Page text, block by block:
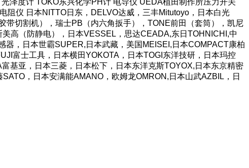
泽度计 TOKO东兴化学PH计 电导仪 UEDA植田制作所压力开关
阻仪 日本NITTO日东，DELVO达威，三丰Mitutoyo，日本白光
带切割机），瑞士PB（内六角扳手），TONE前田（套筒），凯尼
高（防静电），日本VESSEL，思达CEADA,东日TOHNICHI,中
，日本世霸SUPER,日本武藏，美国MEISEI,日本COMPACT康柏
富士工具，日本横田YOKOTA，日本TOGI东洋技研，日本玛控
基亚，日本三菱，日本松下，日本东洋克斯TOYOX,日本东京精密
，日本安满能AMANO，欧姆龙OMRON,日本山武AZBIL，日